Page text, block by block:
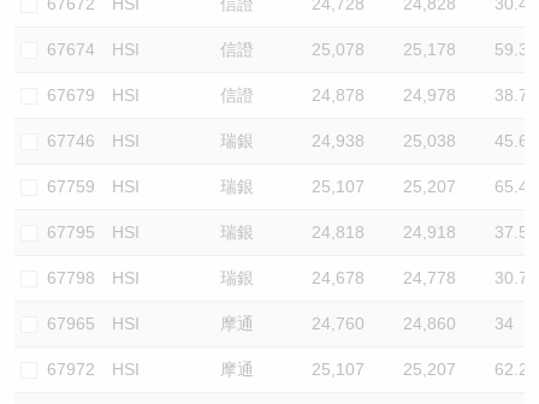
67674 HSI 信證 25,078 25,178 59.3
67679 HSI 信證 24,878 24,978 38.7
67746 HSI 瑞銀 24,938 25,038 45.6
67759 HSI 瑞銀 25,107 25,207 65.4
67795 HSI 瑞銀 24,818 24,918 37.5
67798 HSI 瑞銀 24,678 24,778 30.7
67965 HSI 摩通 24,760 24,860 34
67972 HSI 摩通 25,107 25,207 62.2